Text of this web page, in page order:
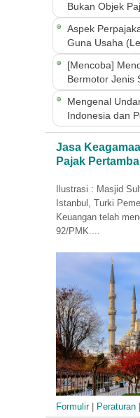
Bukan Objek
Aspek
Guna Usaha
[Mencoba]
Bermotor Jenis
Mengenal
Indonesia dan
Jasa
Pajak
Ilustrasi : Masjid
Istanbul, Turki
Keuangan telah
92/PMK....
Formulir| Peraturan|